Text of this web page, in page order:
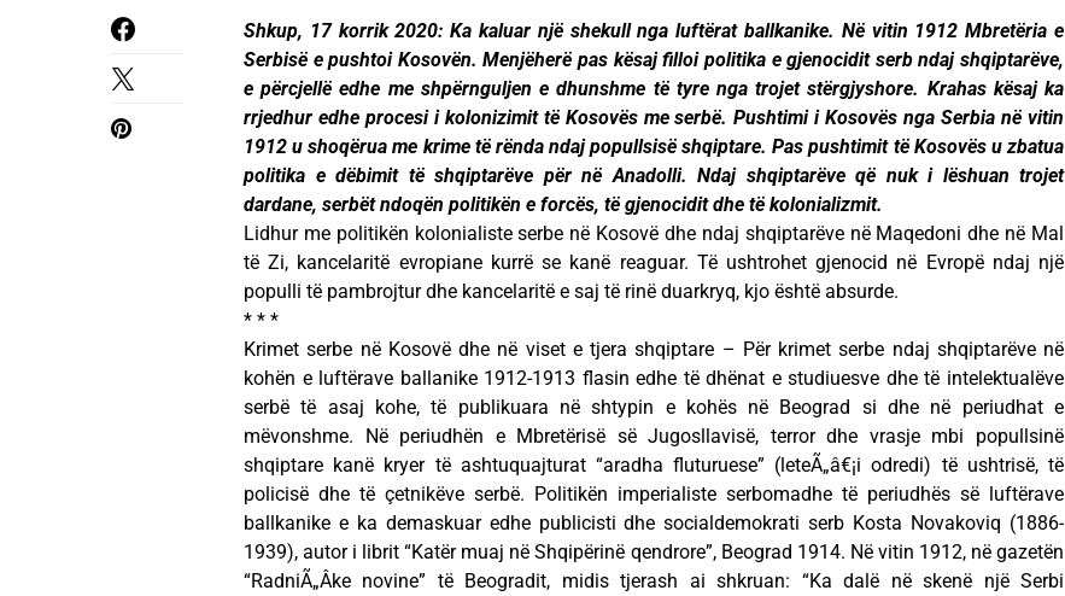
Shkup, 17 korrik 2020: Ka kaluar një shekull nga luftërat ballkanike. Në vitin 1912 Mbretëria e
Serbisë e pushtoi Kosovën. Menjëherë pas kësaj filloi politika e gjenocidit serb ndaj shqiptarëve,
e përcjellë edhe me shpërnguljen e dhunshme të tyre nga trojet stërgjyshore. Krahas kësaj ka
rrjedhur edhe procesi i kolonizimit të Kosovës me serbë. Pushtimi i Kosovës nga Serbia në vitin
1912 u shoqërua me krime të rënda ndaj popullsisë shqiptare. Pas pushtimit të Kosovës u zbatua
politika e dëbimit të shqiptarëve për në Anadolli. Ndaj shqiptarëve që nuk i lëshuan trojet
dardane, serbët ndoqën politikën e forcës, të gjenocidit dhe të kolonializmit.
Lidhur me politikën kolonialiste serbe në Kosovë dhe ndaj shqiptarëve në Maqedoni dhe në Mal
të Zi, kancelaritë evropiane kurrë se kanë reaguar. Të ushtrohet gjenocid në Evropë ndaj një
populli të pambrojtur dhe kancelaritë e saj të rinë duarkryq, kjo është absurde.
* * *
Krimet serbe në Kosovë dhe në viset e tjera shqiptare – Për krimet serbe ndaj shqiptarëve në
kohën e luftërave ballanike 1912-1913 flasin edhe të dhënat e studiuesve dhe të intelektualëve
serbë të asaj kohe, të publikuara në shtypin e kohës në Beograd si dhe në periudhat e
mëvonshme. Në periudhën e Mbretërisë së Jugosllavisë, terror dhe vrasje mbi popullsinë
shqiptare kanë kryer të ashtuquajturat “aradha fluturuese” (leteÃ„â€¡i odredi) të ushtrisë, të
policisë dhe të çetnikëve serbë. Politikën imperialiste serbomadhe të periudhës së luftërave
ballkanike e ka demaskuar edhe publicisti dhe socialdemokrati serb Kosta Novakoviq (1886-
1939), autor i librit “Katër muaj në Shqipërinë qendrore”, Beograd 1914. Në vitin 1912, në gazetën
“RadniÃ„Âke novine” të Beogradit, midis tjerash ai shkruan: “Ka dalë në skenë një Serbi